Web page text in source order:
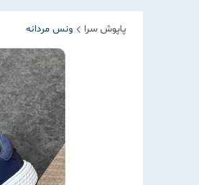
پاپوش سرا ونس مردانه